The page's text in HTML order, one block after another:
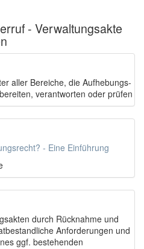
- Verwaltungsakte
aller Bereiche, die Aufhebungs-
verantworten oder prüfen
- Eine Einführung
durch Rücknahme und
Anforderungen und
ggf. bestehenden